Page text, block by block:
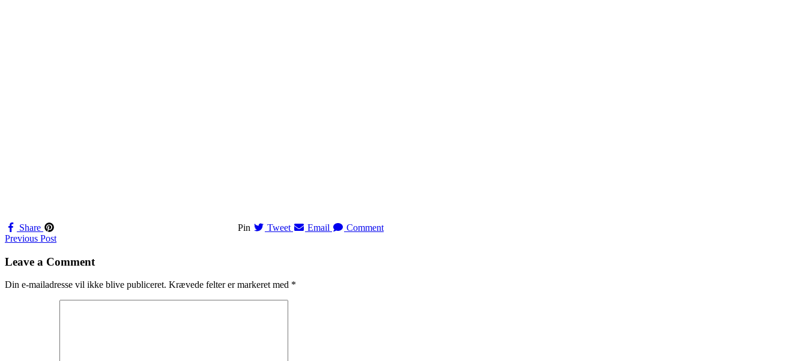
Share Pin Tweet Email Comment
Navigation
til
Previous Post
Leave a Comment
Din e-mailadresse vil ikke blive publiceret. Krævede felter er markeret med *